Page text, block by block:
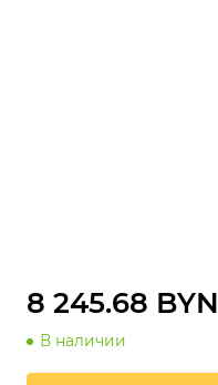
8 245.68 BYN
В наличии